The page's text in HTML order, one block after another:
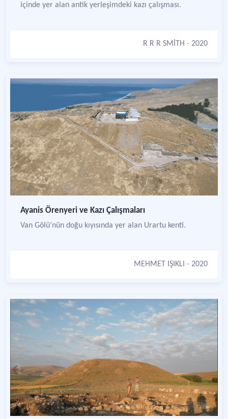
içinde yer alan antik yerleşimdeki kazı çalışması.
R R R SMİTH - 2020
Ayanis Örenyeri ve Kazı Çalışmaları
Van Gölü’nün doğu kıyısında yer alan Urartu kenti.
MEHMET IŞIKLI - 2020